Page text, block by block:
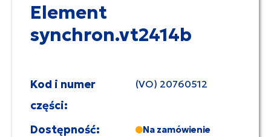
Element
synchron.vt2414b
Kod i numer
części:
(VO) 20760512
Dostępność: Na zamówienie